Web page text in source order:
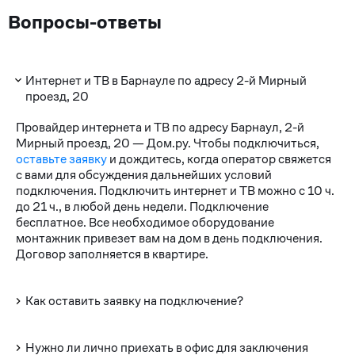
Вопросы-ответы
Интернет и ТВ в Барнауле по адресу 2-й Мирный
проезд, 20
Провайдер интернета и ТВ по адресу Барнаул, 2-й
Мирный проезд, 20 — Дом.ру. Чтобы подключиться,
оставьте заявкуи дождитесь, когда оператор свяжется
с вами для обсуждения дальнейших условий
подключения. Подключить интернет и ТВ можно с 10 ч.
до 21 ч., в любой день недели. Подключение
бесплатное. Все необходимое оборудование
монтажник привезет вам на дом в день подключения.
Договор заполняется в квартире.
Как оставить заявку на подключение?
Нужно ли лично приехать в офис для заключения